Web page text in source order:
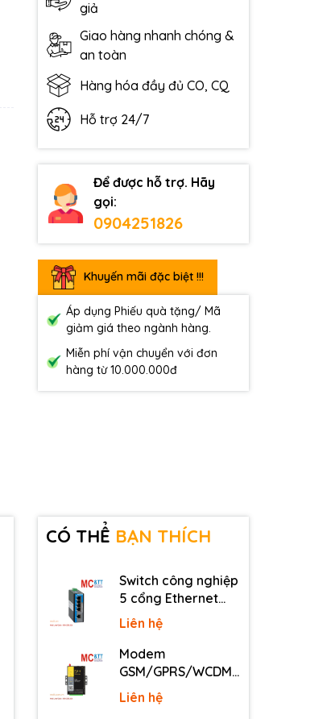
giả
Giao hàng nhanh chóng &
an toàn
Hàng hóa đầy đủ CO, CQ
Hỗ trợ 24/7
Để được hỗ trợ. Hãy
gọi:
0904251826
Khuyến mãi đặc biệt !!!
Áp dụng Phiếu quà tặng/ Mã
giảm giá theo ngành hàng.
Miễn phí vận chuyển với đơn
hàng từ 10.000.000đ
CÓ THỂ BẠN THÍCH
Switch công nghiệp
5 cổng Ethernet
3Onedata IES2105-
5T-P48
Liên hệ
Modem
GSM/GPRS/WCDMA
(3G)/LTE (4G) IP
Four-Faith F2816 V4
Liên hệ